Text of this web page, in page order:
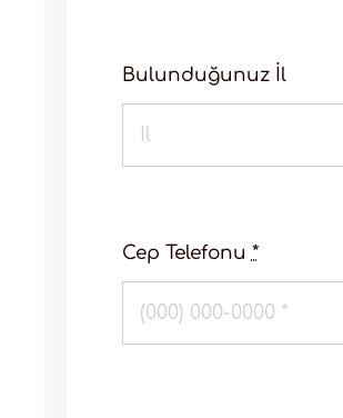
Bulunduğunuz İl
Cep Telefonu *